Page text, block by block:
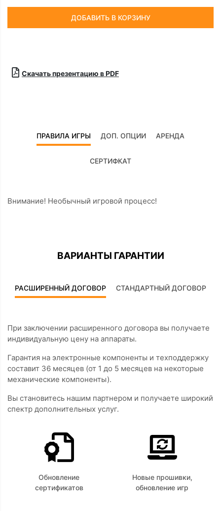
ДОБАВИТЬ В КОРЗИНУ
Скачать презентацию в PDF
ПРАВИЛА ИГРЫ ДОП. ОПЦИИ АРЕНДА
СЕРТИФКАТ
Внимание! Необычный игровой процесс!
ВАРИАНТЫ ГАРАНТИИ
РАСШИРЕННЫЙ ДОГОВОР СТАНДАРТНЫЙ ДОГОВОР
При заключении расширенного договора вы получаете
индивидуальную цену на аппараты.
Гарантия на электронные компоненты и техподдержку
составит 36 месяцев (от 1 до 5 месяцев на некоторые
механические компоненты).
Вы становитесь нашим партнером и получаете широкий
спектр дополнительных услуг.
Обновление
сертификатов
Новые прошивки,
обновление игр